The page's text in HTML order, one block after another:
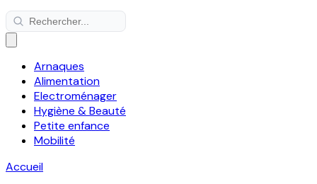
Arnaques
Alimentation
Electroménager
Hygiène & Beauté
Petite enfance
Mobilité
Accueil